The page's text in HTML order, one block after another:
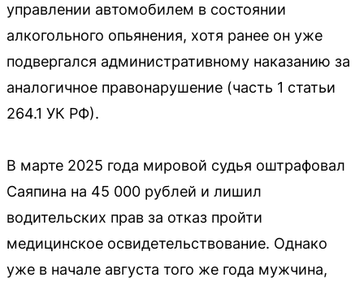
управлении автомобилем в состоянии
алкогольного опьянения, хотя ранее он уже
подвергался административному наказанию за
аналогичное правонарушение (часть 1 статьи
264.1 УК РФ).
В марте 2025 года мировой судья оштрафовал
Саяпина на 45 000 рублей и лишил
водительских прав за отказ пройти
медицинское освидетельствование. Однако
уже в начале августа того же года мужчина,